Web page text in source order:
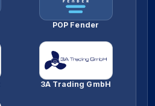
POP Fender
3A Trading GmbH